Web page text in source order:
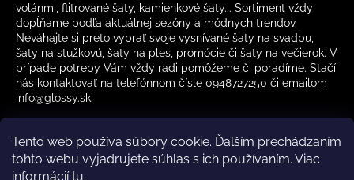
Tento web používa súbory cookie. Ďalším prechádzaním
tohto webu vyjadrujete súhlas s ich používaním. Viac
informáciítu.
volánmi, flitrované šaty, kamienkové šaty... Sortiment vždy
dopĺňame podľa aktuálnej sezóny a módnych trendov.
Neváhajte si preto vybrať svoje vysnívané šaty na svadbu,
šaty na stužkovú, šaty na ples, promócie či šaty na večierok. V
prípade potreby Vám vždy radi pomôžeme či poradíme. Stačí
nás kontaktovať na telefónnom čísle 0948727250 či emailom
info@glossy.sk.